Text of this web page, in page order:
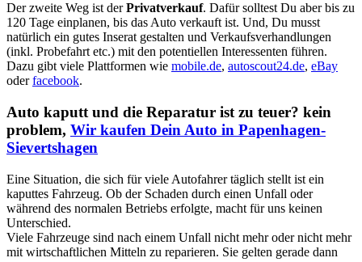
Der zweite Weg ist derPrivatverkauf. Dafür solltest Du aber bis zu
120 Tage einplanen, bis das Auto verkauft ist. Und, Du musst
natürlich ein gutes Inserat gestalten und Verkaufsverhandlungen
(inkl. Probefahrt etc.) mit den potentiellen Interessenten führen.
Dazu gibt viele Plattformen wie mobile.de, autoscout24.de, eBay
oderfacebook.
Auto kaputt und die Reparatur ist zu teuer? kein
problem, Wir kaufen Dein Auto in Papenhagen-
Sievertshagen
Eine Situation, die sich für viele Autofahrer täglich stellt ist ein
kaputtes Fahrzeug. Ob der Schaden durch einen Unfall oder
während des normalen Betriebs erfolgte, macht für uns keinen
Unterschied.
Viele Fahrzeuge sind nach einem Unfall nicht mehr oder nicht mehr
mit wirtschaftlichen Mitteln zu reparieren. Sie gelten gerade dann